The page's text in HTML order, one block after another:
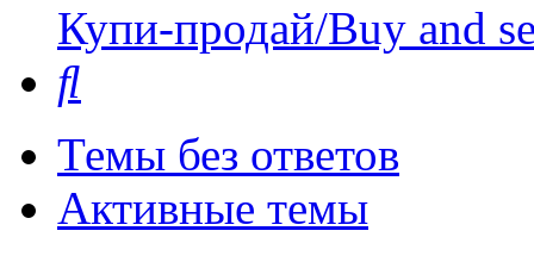
Купи-продай/Buy and
Темы без ответов
Активные темы